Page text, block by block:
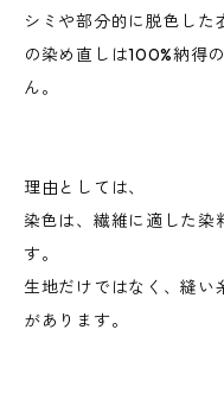
シミや部分的に脱色した
の染め直しは100%納得
ん。
理由としては、
染色は、繊維に適した染
す。
生地だけではなく、縫い
があります。